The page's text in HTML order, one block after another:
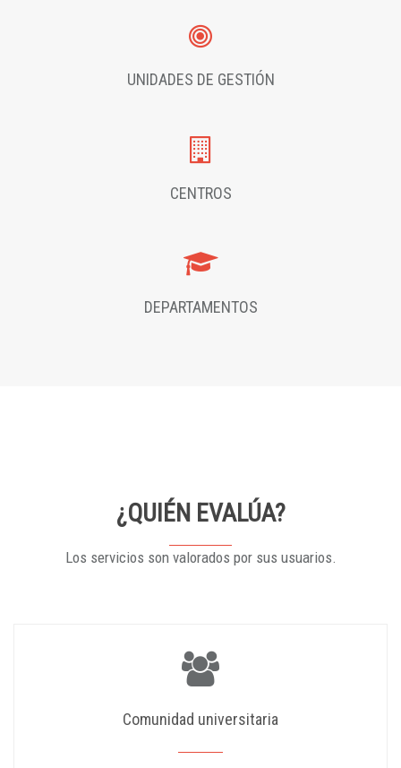
UNIDADES DE GESTIÓN
CENTROS
DEPARTAMENTOS
¿QUIÉN EVALÚA?
Los servicios son valorados por sus usuarios.
Comunidad universitaria